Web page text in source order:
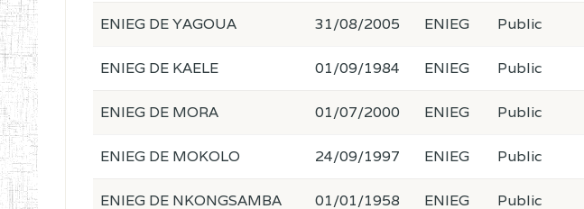
ENIEG DE YAGOUA 31/08/2005 ENIEG Public
ENIEG DE KAELE 01/09/1984 ENIEG Public
ENIEG DE MORA 01/07/2000 ENIEG Public
ENIEG DE MOKOLO 24/09/1997 ENIEG Public
ENIEG DE NKONGSAMBA 01/01/1958 ENIEG Public